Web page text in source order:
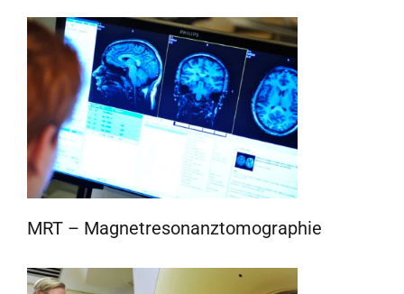
MRT – Magnetresonanztomographie